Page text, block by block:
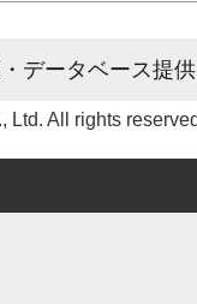
データベース提供
Ltd. All rights